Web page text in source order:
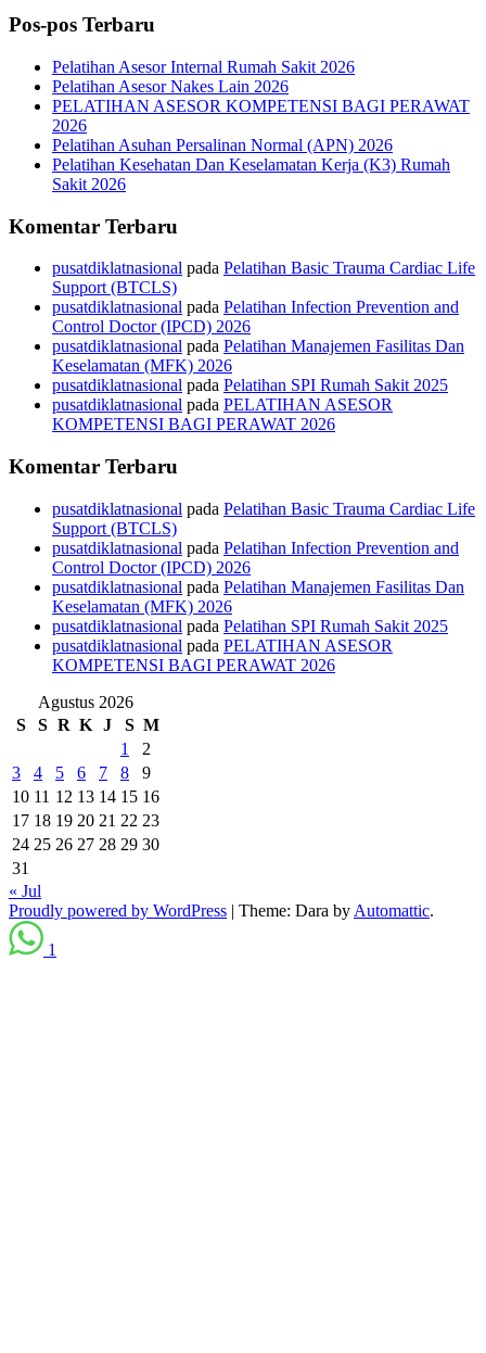
Pos-pos Terbaru
Pelatihan Asesor Internal Rumah Sakit 2026
Pelatihan Asesor Nakes Lain 2026
PELATIHAN ASESOR KOMPETENSI BAGI PERAWAT
2026
Pelatihan Asuhan Persalinan Normal (APN) 2026
Pelatihan Kesehatan Dan Keselamatan Kerja (K3) Rumah
Sakit 2026
Komentar Terbaru
pusatdiklatnasional pada Pelatihan Basic Trauma Cardiac Life
Support (BTCLS)
pusatdiklatnasional pada Pelatihan Infection Prevention and
Control Doctor (IPCD) 2026
pusatdiklatnasional pada Pelatihan Manajemen Fasilitas Dan
Keselamatan (MFK) 2026
pusatdiklatnasional pada Pelatihan SPI Rumah Sakit 2025
pusatdiklatnasional pada PELATIHAN ASESOR
KOMPETENSI BAGI PERAWAT 2026
Komentar Terbaru
pusatdiklatnasional pada Pelatihan Basic Trauma Cardiac Life
Support (BTCLS)
pusatdiklatnasional pada Pelatihan Infection Prevention and
Control Doctor (IPCD) 2026
pusatdiklatnasional pada Pelatihan Manajemen Fasilitas Dan
Keselamatan (MFK) 2026
pusatdiklatnasional pada Pelatihan SPI Rumah Sakit 2025
pusatdiklatnasional pada PELATIHAN ASESOR
KOMPETENSI BAGI PERAWAT 2026
Agustus 2026
S
S R K J S M
1
2
3
4 5 6 7 8
9
10 11 12 13 14 15 16
17 18 19 20 21 22 23
24 25 26 27 28 29 30
31
« Jul
Proudly powered by WordPress | Theme: Dara by Automattic.
1